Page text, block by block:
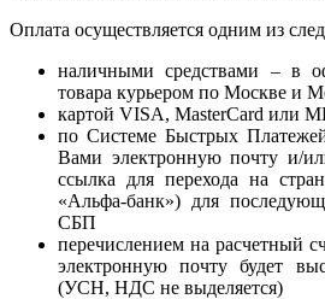
Оплата осуществляется одним из
наличными средствами – в
товара курьером по Москве и
картой VISA, MasterCard или
по Системе Быстрых
Вами электронную почту и/
ссылка для перехода на
«Альфа-банк») для
СБП
перечислением на расчетный
электронную почту будет
(УСН, НДС не выделяется)